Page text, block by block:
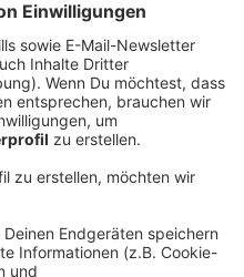
seines Podcasts